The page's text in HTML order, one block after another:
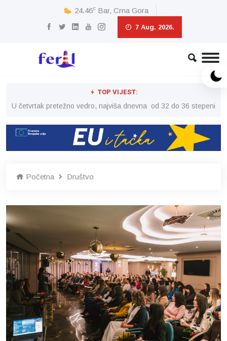
24.46c Bar, Crna Gora
7 Aug. 2026.
TOP VIJEST:
U četvrtak pretežno vedro, najviša dnevna od 32 do 36 stepeni
Početna Društvo